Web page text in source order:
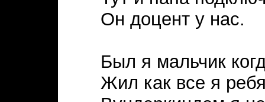
Он доцент у нас.
Был я мальчик
Жил как все я